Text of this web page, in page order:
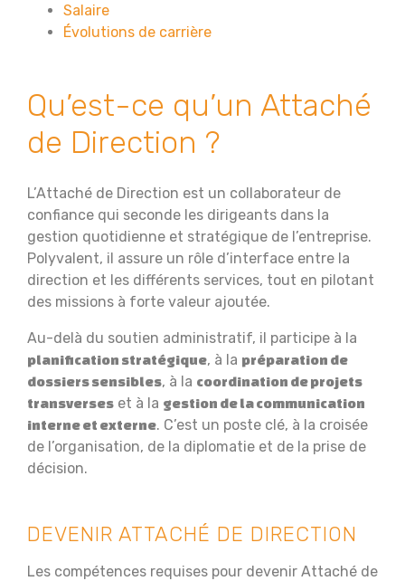
Salaire
Évolutions de carrière
Qu’est-ce qu’un Attaché
de Direction ?
L’Attaché de Direction est un collaborateur de
confiance qui seconde les dirigeants dans la
gestion quotidienne et stratégique de l’entreprise.
Polyvalent, il assure un rôle d’interface entre la
direction et les différents services, tout en pilotant
des missions à forte valeur ajoutée.
Au-delà du soutien administratif, il participe à la
planification stratégique, à la préparation de
dossiers sensibles, à la coordination de projets
transverses et à la gestion de la communication
interne et externe. C’est un poste clé, à la croisée
de l’organisation, de la diplomatie et de la prise de
décision.
DEVENIR ATTACHÉ DE DIRECTION
Les compétences requises pour devenir Attaché de